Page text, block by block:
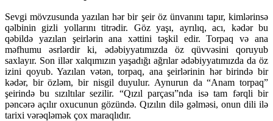
Sevgi mövzusunda yazılan hər bir şeir öz ünvanını tapır, kimlərinsə
qəlbinin gizli yollarını titrədir. Göz yaşı, ayrılıq, acı, kədər bu
qəbildə yazılan şeirlərin ana xəttini təşkil edir. Torpaq və ana
məfhumu əsrlərdir ki, ədəbiyyatımızda öz qüvvəsini qoruyub
saxlayır. Son illər xalqımızın yaşadığı ağrılar ədəbiyyatımızda da öz
izini qoyub. Yazılan vətən, torpaq, ana şeirlərinin hər birində bir
kədər, bir özləm, bir nisgil duyulur. Aynurun da “Anam torpaq”
şeirində bu sızıltılar sezilir. “Qızıl parçası”nda isə tam fərqli bir
pəncərə açılır oxucunun gözündə. Qızılın dilə gəlməsi, onun dili ilə
tarixi vərəqləmək çox maraqlıdır.